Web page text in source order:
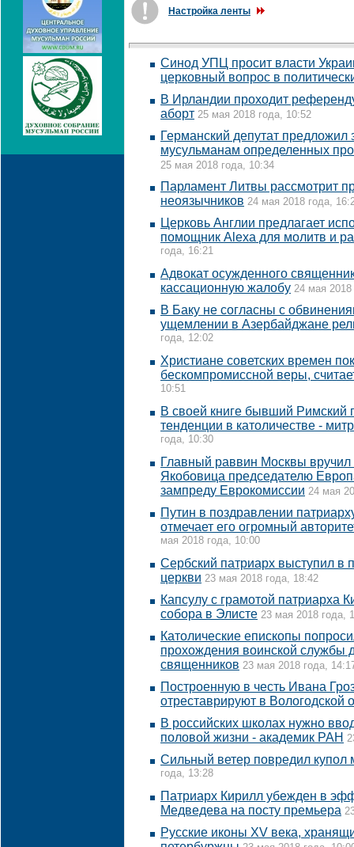
Настройка ленты
Синод УПЦ просит власти
церковный вопрос в
В Ирландии проходит
аборт 25 мая 2018 года, 10:52
Германский депутат предложил
мусульманам определенных
25 мая 2018 года, 10:34
Парламент Литвы рассмотрит
неоязычников 24 мая 2018 года,
Церковь Англии предлагает
помощник Alexa для молитв и
года, 16:21
Адвокат осужденного
кассационную жалобу 24 мая 2018
В Баку не согласны с
ущемлении в Азербайджане
года, 12:02
Христиане советских времен
бескомпромиссной веры,
10:51
В своей книге бывший Римский
тенденции в католичестве -
года, 10:30
Главный раввин Москвы
Якобовица председателю
зампреду Еврокомиссии 24 мая
Путин в поздравлении
отмечает его огромный
мая 2018 года, 10:00
Сербский патриарх выступил в
церкви 23 мая 2018 года, 18:42
Капсулу с грамотой патриарха
собора в Элисте 23 мая 2018 года,
Католические епископы
прохождения воинской службы
священников 23 мая 2018 года,
Построенную в честь Ивана
отреставрируют в Вологодской
В российских школах нужно
половой жизни - академик РАН
Сильный ветер повредил купол
года, 13:28
Патриарх Кирилл убежден в
Медведева на посту премьера
Русские иконы XV века,